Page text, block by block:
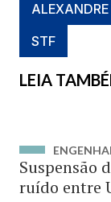
STF
LEIA
Suspensão
ruído entre